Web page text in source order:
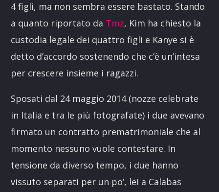
4 figli, ma non sembra essere bastato. Stando
a quanto riportato da Tmz, Kim ha chiesto la
custodia legale dei quattro figli e Kanye si è
detto d’accordo sostenendo che c’è un’intesa
per crescere insieme i ragazzi.
Sposati dal 24 maggio 2014 (nozze celebrate
in Italia e tra le più fotografate) i due avevano
firmato un contratto prematrimoniale che al
momento nessuno vuole contestare. In
tensione da diverso tempo, i due hanno
vissuto separati per un po’, lei a Calabas